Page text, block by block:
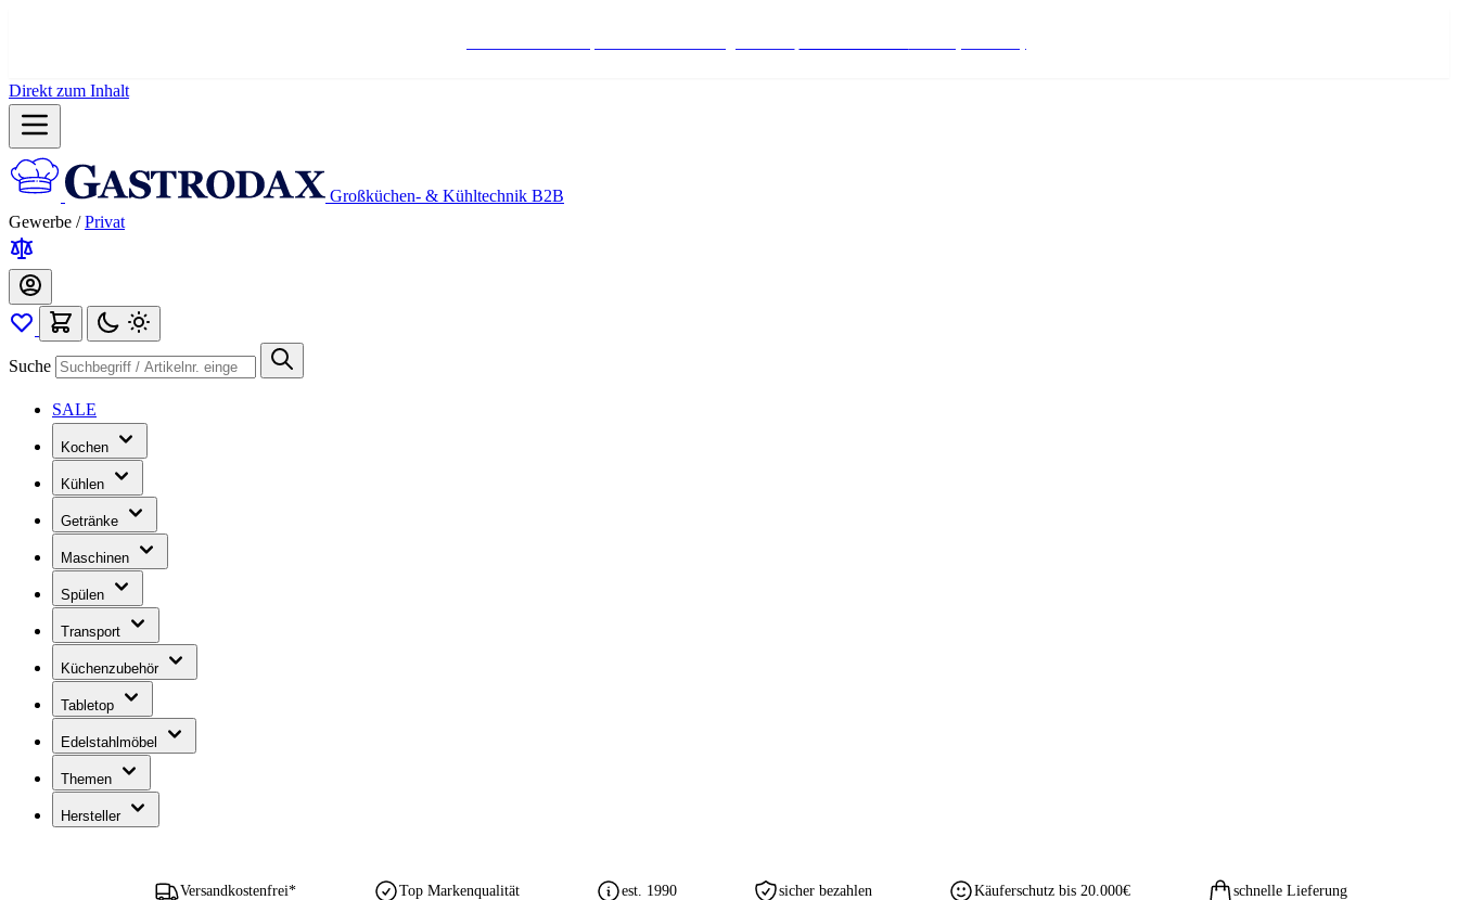
Direkt zum Inhalt
Großküchen- & Kühltechnik B2B
Gewerbe / Privat
Suche
SALE
Kochen
Kühlen
Getränke
Maschinen
Spülen
Transport
Küchenzubehör
Tabletop
Edelstahlmöbel
Themen
Hersteller
Versandkostenfrei* Top Markenqualität est. 1990 sicher bezahlen Käuferschutz bis 20.000€ schnelle Lieferung